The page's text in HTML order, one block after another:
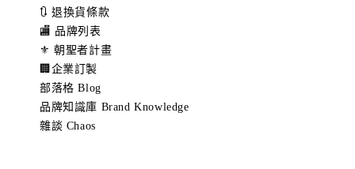
🔃 退換貨條款
🏬 品牌列表
⚜️ 朝聖者計畫
🏢企業訂製
部落格 Blog
品牌知識庫 Brand Knowledge
雜談 Chaos